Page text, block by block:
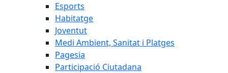
Esports
Habitatge
Joventut
Medi Ambient, Sanitat i Platges
Pagesia
Participació Ciutadana